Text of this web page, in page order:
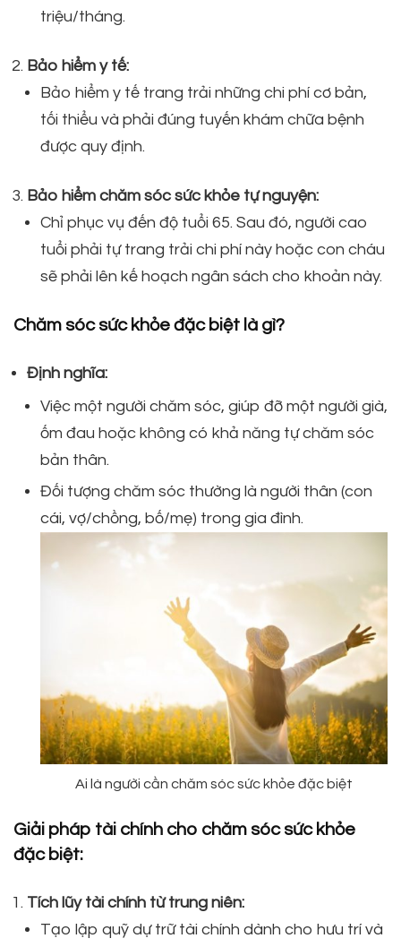
triệu/tháng.
Bảo hiểm y tế:
Bảo hiểm y tế trang trải những chi phí cơ bản,
tối thiểu và phải đúng tuyến khám chữa bệnh
được quy định.
Bảo hiểm chăm sóc sức khỏe tự nguyện:
Chỉ phục vụ đến độ tuổi 65. Sau đó, người cao
tuổi phải tự trang trải chi phí này hoặc con cháu
sẽ phải lên kế hoạch ngân sách cho khoản này.
Chăm sóc sức khỏe đặc biệt là gì?
Định nghĩa:
Việc một người chăm sóc, giúp đỡ một người già,
ốm đau hoặc không có khả năng tự chăm sóc
bản thân.
Đối tượng chăm sóc thường là người thân (con
cái, vợ/chồng, bố/mẹ) trong gia đình.
Ai là người cần chăm sóc sức khỏe đặc biệt
Giải pháp tài chính cho chăm sóc sức khỏe
đặc biệt:
Tích lũy tài chính từ trung niên:
Tạo lập quỹ dự trữ tài chính dành cho hưu trí và